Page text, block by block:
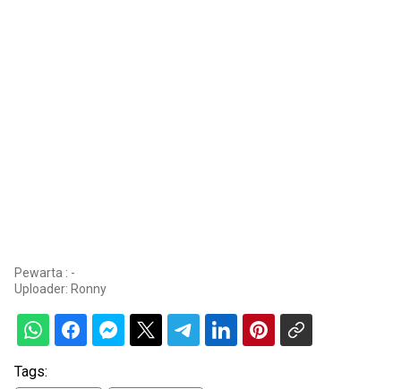
Pewarta : -
Uploader: Ronny
Tags: